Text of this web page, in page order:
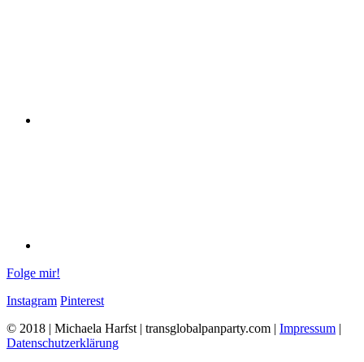
Folge mir!
Instagram Pinterest
© 2018 | Michaela Harfst | transglobalpanparty.com | Impressum
Datenschutzerklärung